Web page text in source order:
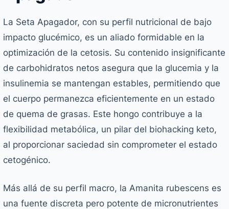
La Seta Apagador, con su perfil nutricional de bajo
impacto glucémico, es un aliado formidable en la
optimización de la cetosis. Su contenido insignificante
de carbohidratos netos asegura que la glucemia y la
insulinemia se mantengan estables, permitiendo que
el cuerpo permanezca eficientemente en un estado
de quema de grasas. Este hongo contribuye a la
flexibilidad metabólica, un pilar del biohacking keto,
al proporcionar saciedad sin comprometer el estado
cetogénico.
Más allá de su perfil macro, la Amanita rubescens es
una fuente discreta pero potente de micronutrientes